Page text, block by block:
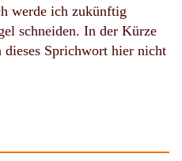
werde ich zukünftig
schneiden. In der Kürze
Sprichwort hier nicht